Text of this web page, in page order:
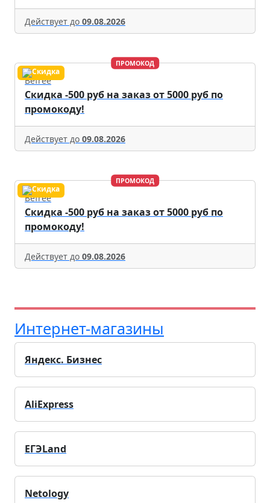
Действует до 09.08.2026
ПРОМОКОД
Befree
Скидка -500 руб на заказ от 5000 руб по
промокоду!
Действует до 09.08.2026
ПРОМОКОД
Befree
Скидка -500 руб на заказ от 5000 руб по
промокоду!
Действует до 09.08.2026
Интернет-магазины
Яндекс. Бизнес
AliExpress
ЕГЭLand
Netology